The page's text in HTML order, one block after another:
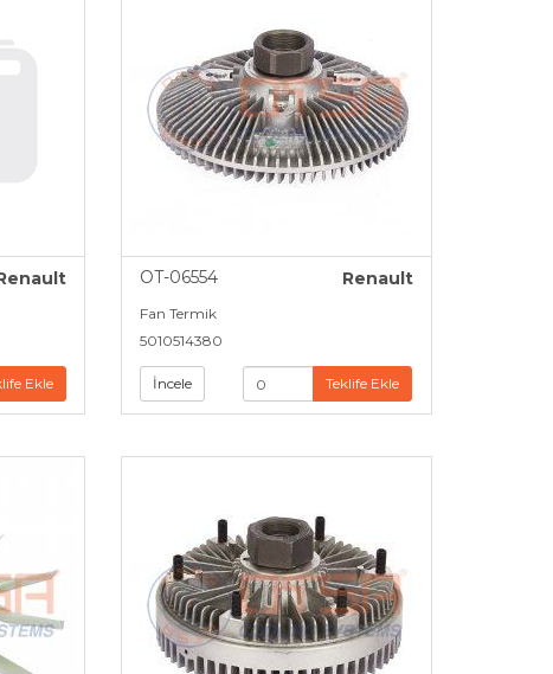
Ekle
OT-06554 Renault
Fan Termik
5010514380
İncele Teklife Ekle